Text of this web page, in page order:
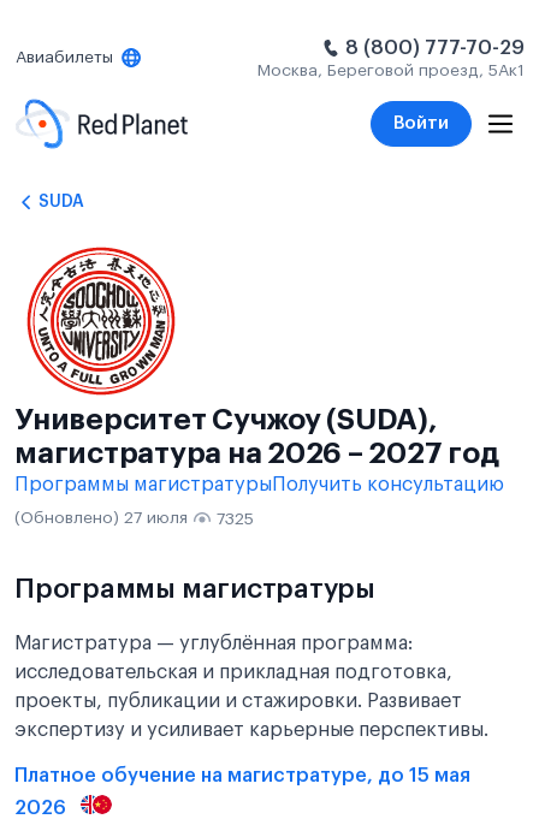
Авиабилеты 8 (800) 777-70-29
Москва, Береговой проезд, 5Ак1
Войти
SUDA
Университет Сучжоу (SUDA),
магистратура на 2026 – 2027 год
Программы магистратурыПолучить консультацию
(Обновлено) 27 июля 7325
Программы магистратуры
Магистратура — углублённая программа:
исследовательская и прикладная подготовка,
проекты, публикации и стажировки. Развивает
экспертизу и усиливает карьерные перспективы.
Платное обучение на магистратуре, до 15 мая
2026